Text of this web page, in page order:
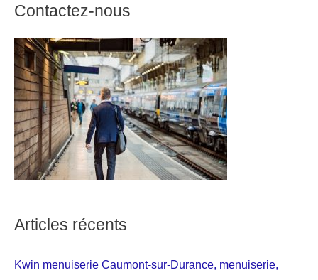
Contactez-nous
Articles récents
Kwin menuiserie Caumont-sur-Durance, menuiserie,